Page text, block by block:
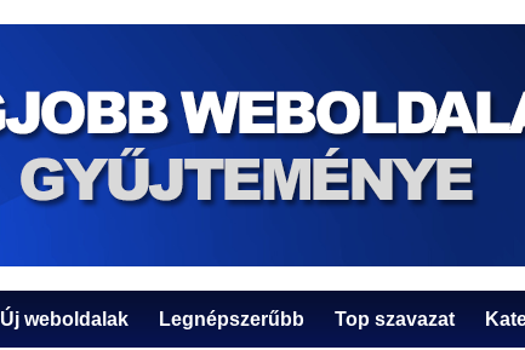
Új weboldalak Legnépszerűbb Top szavazat